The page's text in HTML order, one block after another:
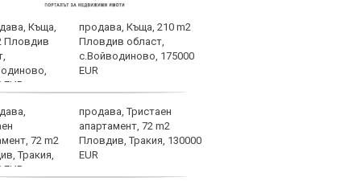
продава, Къща, 210 m2
Пловдив област,
с.Войводиново, 175000
EUR
продава, Тристаен
апартамент, 72 m2
Пловдив, Тракия, 130000
EUR